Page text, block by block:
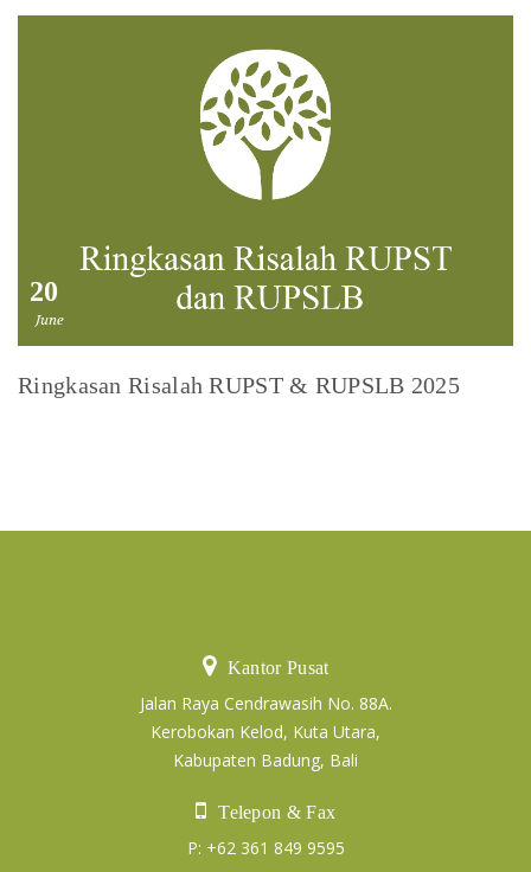
20
June
Ringkasan Risalah RUPST & RUPSLB 2025
Kantor Pusat
Jalan Raya Cendrawasih No. 88A.
Kerobokan Kelod, Kuta Utara,
Kabupaten Badung, Bali
Telepon & Fax
P: +62 361 849 9595